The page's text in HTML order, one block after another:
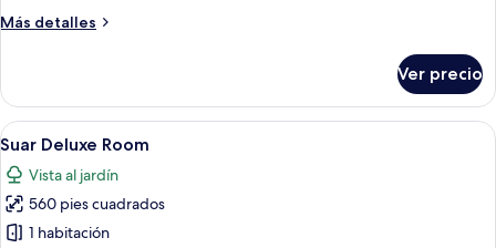
Más detalles
Más
Superior
Room
Ver precio
Abrir
todas
las
fotos
de
Habitación de hotel con cama, sofá,
11
Suar Deluxe Room
Vista al jardín
560 pies cuadrados
1 habitación